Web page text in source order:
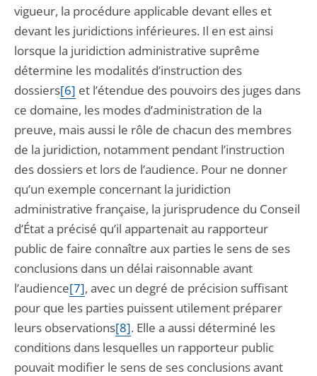
vigueur, la procédure applicable devant elles et
devant les juridictions inférieures. Il en est ainsi
lorsque la juridiction administrative suprême
détermine les modalités d’instruction des
dossiers[6] et l’étendue des pouvoirs des juges dans
ce domaine, les modes d’administration de la
preuve, mais aussi le rôle de chacun des membres
de la juridiction, notamment pendant l’instruction
des dossiers et lors de l’audience. Pour ne donner
qu’un exemple concernant la juridiction
administrative française, la jurisprudence du Conseil
d’État a précisé qu’il appartenait au rapporteur
public de faire connaître aux parties le sens de ses
conclusions dans un délai raisonnable avant
l’audience[7], avec un degré de précision suffisant
pour que les parties puissent utilement préparer
leurs observations[8]. Elle a aussi déterminé les
conditions dans lesquelles un rapporteur public
pouvait modifier le sens de ses conclusions avant